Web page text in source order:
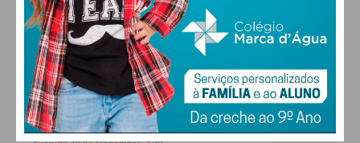
FARMACIAS DE SERVIÇO EM PAÇOS DE
FERREIRA